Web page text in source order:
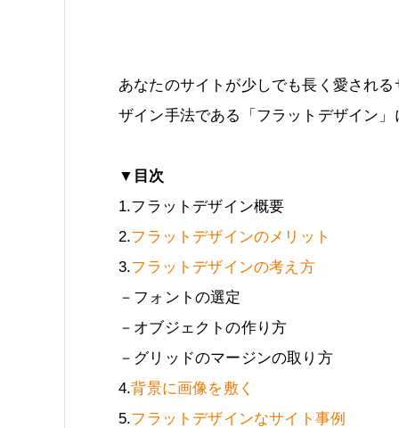
あなたのサイトが少しでも長く愛され
ザイン手法である「フラットデザイン
▼目次
1.フラットデザイン概要
2.フラットデザインのメリット
3.フラットデザインの考え方
－フォントの選定
－オブジェクトの作り方
－グリッドのマージンの取り方
4.背景に画像を敷く
5.フラットデザインなサイト事例